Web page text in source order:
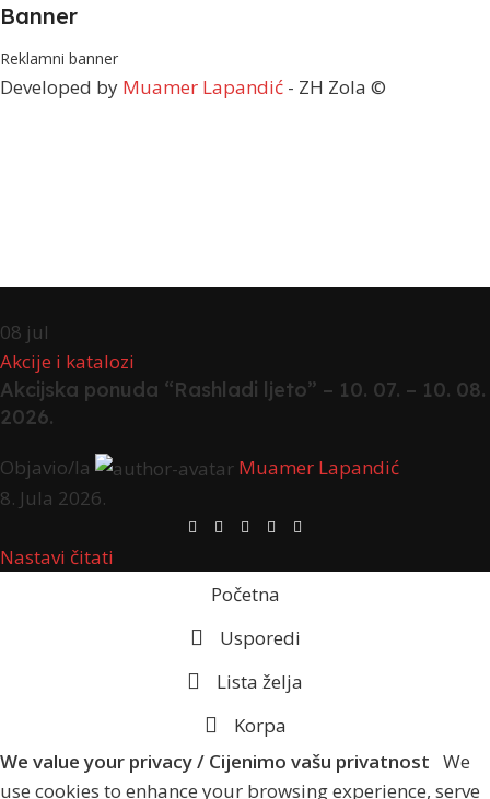
Banner
Reklamni banner
Developed by Muamer Lapandić - ZH Zola ©
08 jul
Akcije i katalozi
Akcijska ponuda “Rashladi ljeto” – 10. 07. – 10. 08.
2026.
Objavio/la
Muamer Lapandić
8. Jula 2026.
Nastavi čitati
Početna
Usporedi
Lista želja
Korpa
We value your privacy / Cijenimo vašu privatnost We
use cookies to enhance your browsing experience, serve